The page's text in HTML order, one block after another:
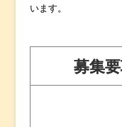
います。
募集